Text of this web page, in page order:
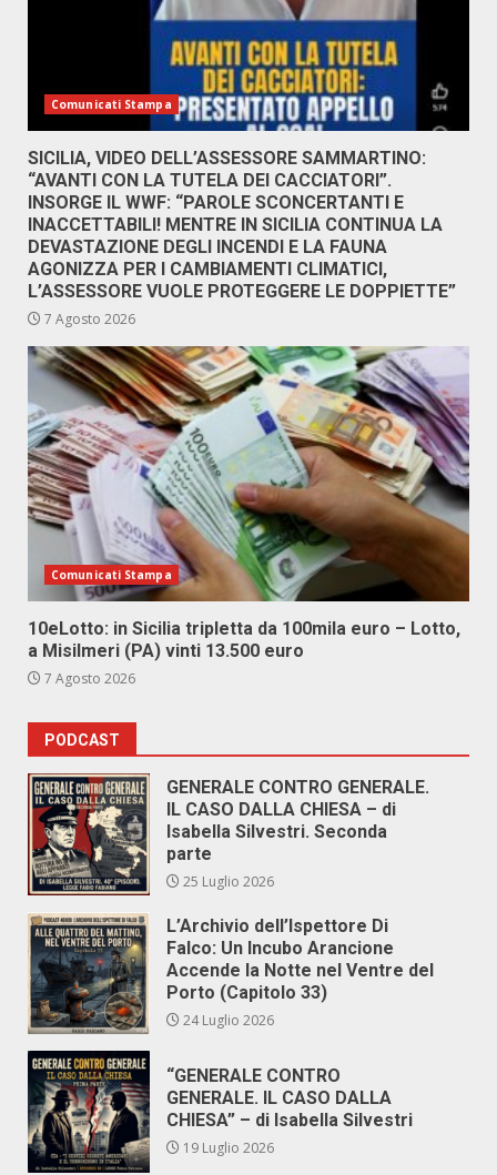
Comunicati Stampa
SICILIA, VIDEO DELL’ASSESSORE SAMMARTINO:
“AVANTI CON LA TUTELA DEI CACCIATORI”.
INSORGE IL WWF: “PAROLE SCONCERTANTI E
INACCETTABILI! MENTRE IN SICILIA CONTINUA LA
DEVASTAZIONE DEGLI INCENDI E LA FAUNA
AGONIZZA PER I CAMBIAMENTI CLIMATICI,
L’ASSESSORE VUOLE PROTEGGERE LE DOPPIETTE”
7 Agosto 2026
Comunicati Stampa
10eLotto: in Sicilia tripletta da 100mila euro – Lotto,
a Misilmeri (PA) vinti 13.500 euro
7 Agosto 2026
PODCAST
GENERALE CONTRO GENERALE.
IL CASO DALLA CHIESA – di
Isabella Silvestri. Seconda
parte
25 Luglio 2026
L’Archivio dell’Ispettore Di
Falco: Un Incubo Arancione
Accende la Notte nel Ventre del
Porto (Capitolo 33)
24 Luglio 2026
“GENERALE CONTRO
GENERALE. IL CASO DALLA
CHIESA” – di Isabella Silvestri
19 Luglio 2026